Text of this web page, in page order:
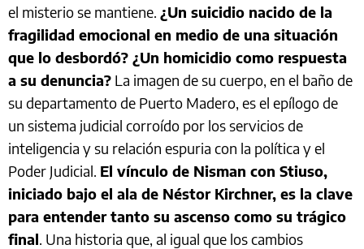
el misterio se mantiene. ¿Un suicidio nacido de la
fragilidad emocional en medio de una situación
que lo desbordó? ¿Un homicidio como respuesta
a su denuncia? La imagen de su cuerpo, en el baño de
su departamento de Puerto Madero, es el epílogo de
un sistema judicial corroído por los servicios de
inteligencia y su relación espuria con la política y el
Poder Judicial. El vínculo de Nisman con Stiuso,
iniciado bajo el ala de Néstor Kirchner, es la clave
para entender tanto su ascenso como su trágico
final. Una historia que, al igual que los cambios